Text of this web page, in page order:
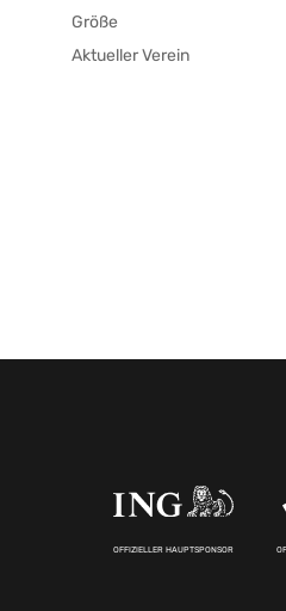
Größe
Aktueller Verein
OFFIZIELLER HAUPTSPONSOR